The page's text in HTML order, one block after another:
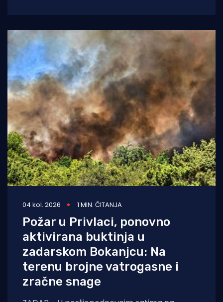
04 kol. 2026 1 MIN. ČITANJA
Požar u Privlaci, ponovno
aktivirana buktinja u
zadarskom Bokanjcu: Na
terenu brojne vatrogasne i
zračne snage